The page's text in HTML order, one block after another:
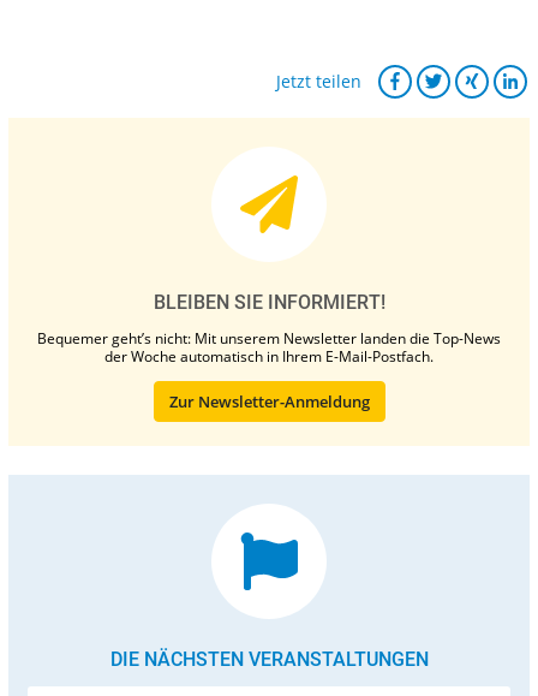
Jetzt teilen
BLEIBEN SIE INFORMIERT!
Bequemer geht’s nicht: Mit unserem Newsletter landen die Top-News
der Woche automatisch in Ihrem E-Mail-Postfach.
Zur Newsletter-Anmeldung
DIE NÄCHSTEN VERANSTALTUNGEN